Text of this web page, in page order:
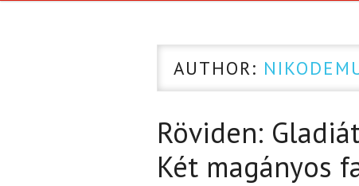
AUTHOR:
Röviden:
Két magányos